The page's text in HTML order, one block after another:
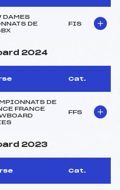
DAMES
DE
FIS
2024
Cat.
DE
FRANCE
FFS
2023
Cat.